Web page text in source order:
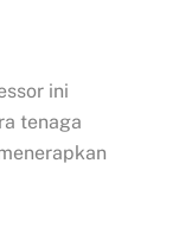
ini
tenaga